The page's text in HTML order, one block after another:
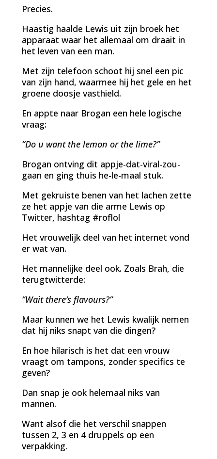
Precies.
Haastig haalde Lewis uit zijn broek het
apparaat waar het allemaal om draait in
het leven van een man.
Met zijn telefoon schoot hij snel een pic
van zijn hand, waarmee hij het gele en het
groene doosje vasthield.
En appte naar Brogan een hele logische
vraag:
“Do u want the lemon or the lime?”
Brogan ontving dit appje-dat-viral-zou-
gaan en ging thuis he-le-maal stuk.
Met gekruiste benen van het lachen zette
ze het appje van die arme Lewis op
Twitter, hashtag #roflol
Het vrouwelijk deel van het internet vond
er wat van.
Het mannelijke deel ook. Zoals Brah, die
terugtwitterde:
“Wait there’s flavours?”
Maar kunnen we het Lewis kwalijk nemen
dat hij niks snapt van die dingen?
En hoe hilarisch is het dat een vrouw
vraagt om tampons, zonder specifics te
geven?
Dan snap je ook helemaal niks van
mannen.
Want alsof die het verschil snappen
tussen 2, 3 en 4 druppels op een
verpakking.